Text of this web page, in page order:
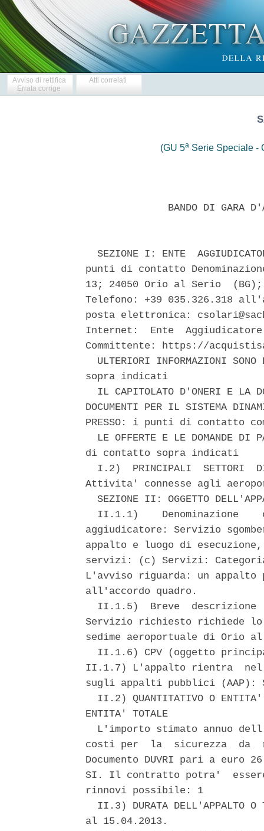
Avviso di rettifica
Errata corrige
Atti correlati
(GU 5a Serie Speciale -